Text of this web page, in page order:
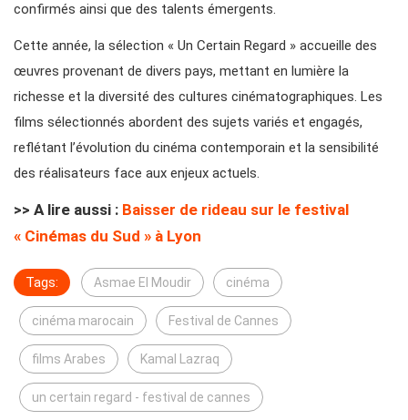
confirmés ainsi que des talents émergents.
Cette année, la sélection « Un Certain Regard » accueille des
œuvres provenant de divers pays, mettant en lumière la
richesse et la diversité des cultures cinématographiques. Les
films sélectionnés abordent des sujets variés et engagés,
reflétant l’évolution du cinéma contemporain et la sensibilité
des réalisateurs face aux enjeux actuels.
>> A lire aussi : Baisser de rideau sur le festival
« Cinémas du Sud » à Lyon
Tags: Asmae El Moudir cinéma
cinéma marocain Festival de Cannes
films Arabes Kamal Lazraq
un certain regard - festival de cannes